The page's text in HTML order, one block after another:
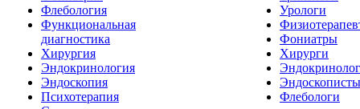
Флебология
Функциональная
диагностика
Хирургия
Эндокринология
Эндоскопия
Психотерапия
Урологи
Фониатры
Хирурги
Эндоскописты
Флебологи